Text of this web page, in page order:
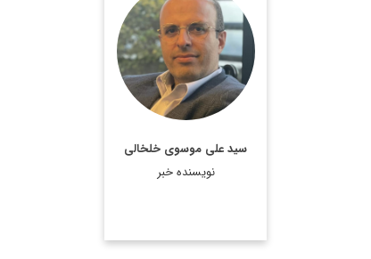
سید علی موسوی خلخالی
نویسنده خبر
روزنامه نگار، نویسنده،
مترجم و سردبیر دیپلماسی
ایرانی.
اطلاعات بیشتر